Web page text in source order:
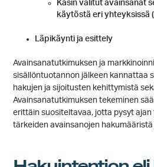
Käsin valitut avainsanat
käytöstä eri yhteyksissä
Läpikäynti ja esittely
Avainsanatutkimuksen ja
sisällöntuotannon jälkeen kannattaa
hakujen ja sijoitusten kehittymistä
Avainsanatutkimuksen tekeminen
erittäin suositeltavaa, jotta pysyt
tärkeiden avainsanojen